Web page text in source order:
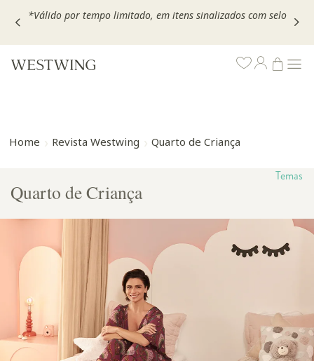
*Válido por tempo limitado, em itens sinalizados com selo
Home Revista Westwing Quarto de Criança
Temas
Quarto de Criança